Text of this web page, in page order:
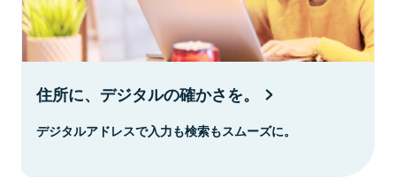
住所に、デジタルの確かさを。
デジタルアドレスで入力も検索もスムーズに。